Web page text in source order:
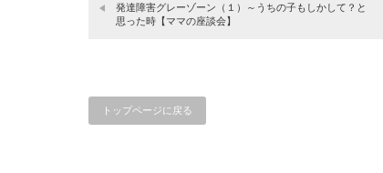
発達障害グレーゾーン（１）～うちの子もしかして？と
思った時【ママの座談会】
トップページに戻る